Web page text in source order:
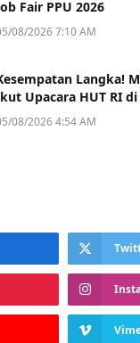
Fair PPU 2026
08/2026 7:10 AM
Langka!
Upacara HUT RI
08/2026 4:54 AM